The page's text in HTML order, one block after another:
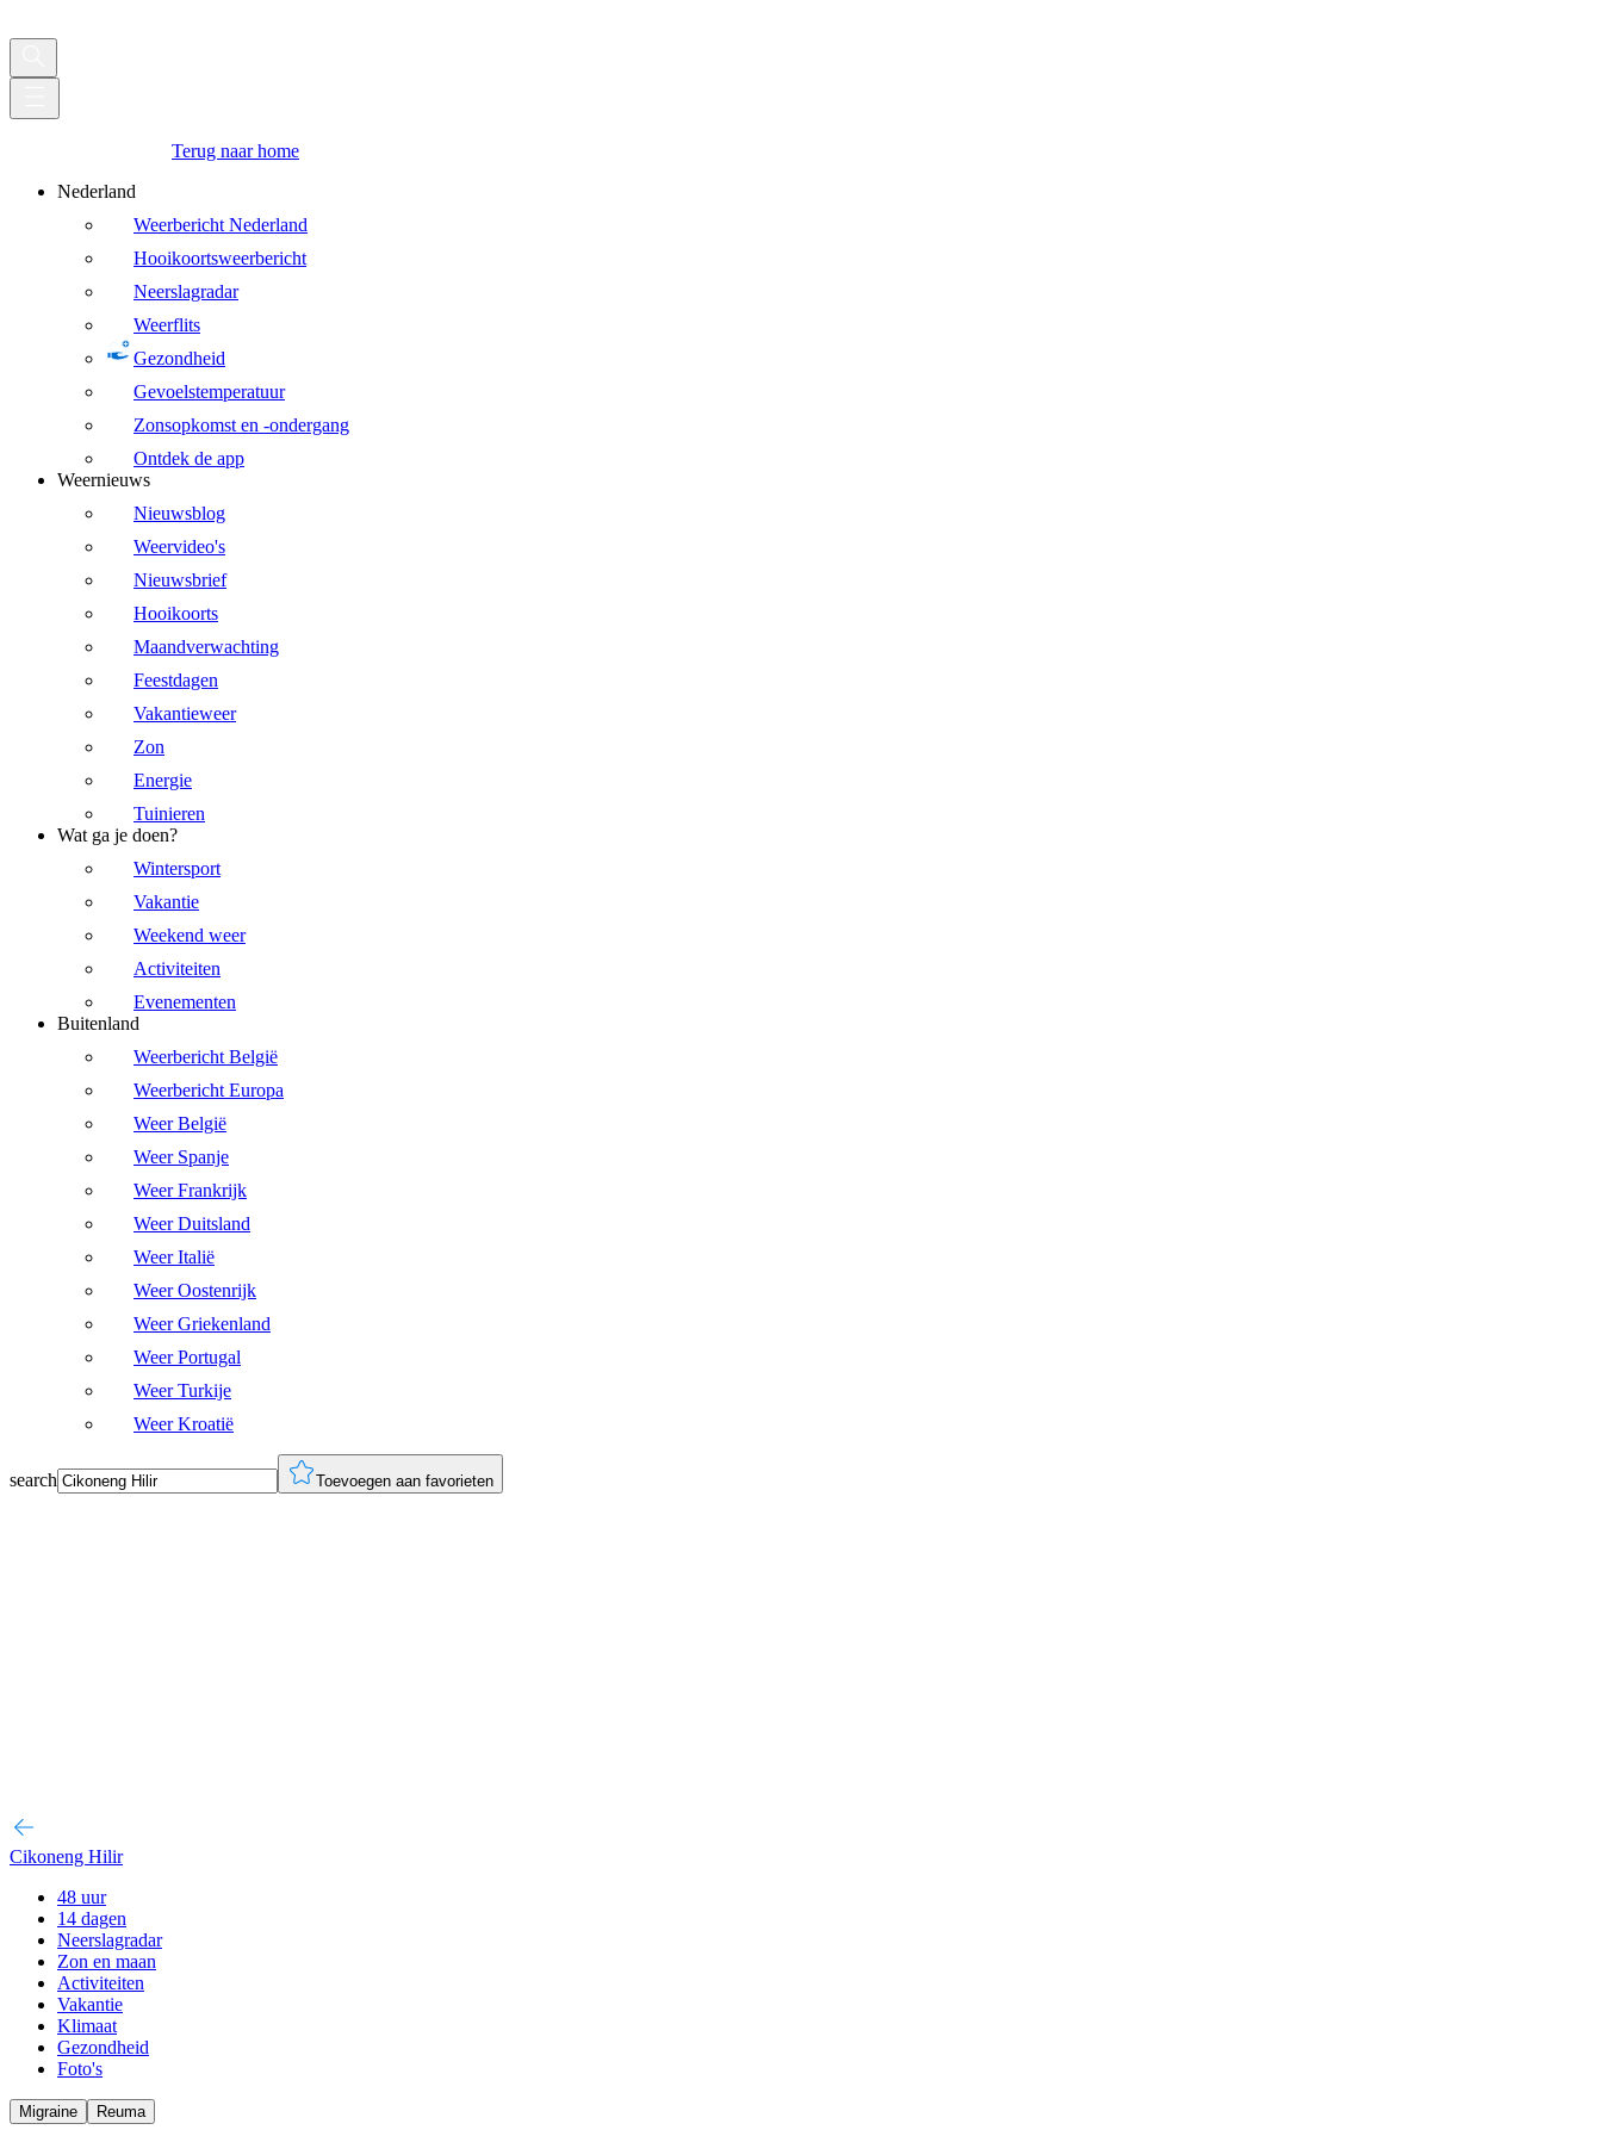
Terug naar home
Nederland
Weerbericht Nederland
Hooikoortsweerbericht
Neerslagradar
Weerflits
Gezondheid
Gevoelstemperatuur
Zonsopkomst en -ondergang
Ontdek de app
Weernieuws
Nieuwsblog
Weervideo's
Nieuwsbrief
Hooikoorts
Maandverwachting
Feestdagen
Vakantieweer
Zon
Energie
Tuinieren
Wat ga je doen?
Wintersport
Vakantie
Weekend weer
Activiteiten
Evenementen
Buitenland
Weerbericht België
Weerbericht Europa
Weer België
Weer Spanje
Weer Frankrijk
Weer Duitsland
Weer Italië
Weer Oostenrijk
Weer Griekenland
Weer Portugal
Weer Turkije
Weer Kroatië
search Toevoegen aan favorieten
Cikoneng Hilir
48 uur
14 dagen
Neerslagradar
Zon en maan
Activiteiten
Vakantie
Klimaat
Gezondheid
Foto's
Migraine Reuma